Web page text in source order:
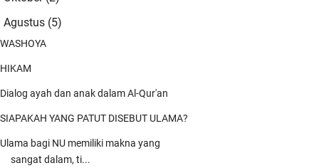
Blankon
masih banyak ulama2 santun yg
umat yg akan mengawal dan
Agustus (5)
WASHOYA
HIKAM
Dialog ayah dan anak dalam Al-Qur'an
SIAPAKAH YANG PATUT DISEBUT ULAMA?
Ulama bagi NU memiliki makna yang
sangat dalam, ti...